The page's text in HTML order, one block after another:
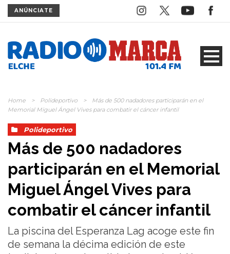
ANÚNCIATE
Home > Polideportivo >
Más de 500 nadadores participarán en el
Memorial Miguel Ángel Vives para combatir el cáncer infantil
Polideportivo
Más de 500 nadadores
participarán en el Memorial
Miguel Ángel Vives para
combatir el cáncer infantil
La piscina del Esperanza Lag acoge este fin
de semana la décima edición de este